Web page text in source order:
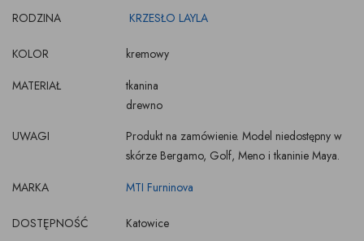
RODZINA
KRZESŁO LAYLA
KOLOR
kremowy
MATERIAŁ
tkanina
drewno
UWAGI
Produkt na zamówienie. Model niedostępny w
skórze Bergamo, Golf, Meno i tkaninie Maya.
MARKA
MTI Furninova
DOSTĘPNOŚĆ Katowice